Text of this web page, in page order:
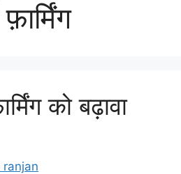
को बढ़ावा
ranjan